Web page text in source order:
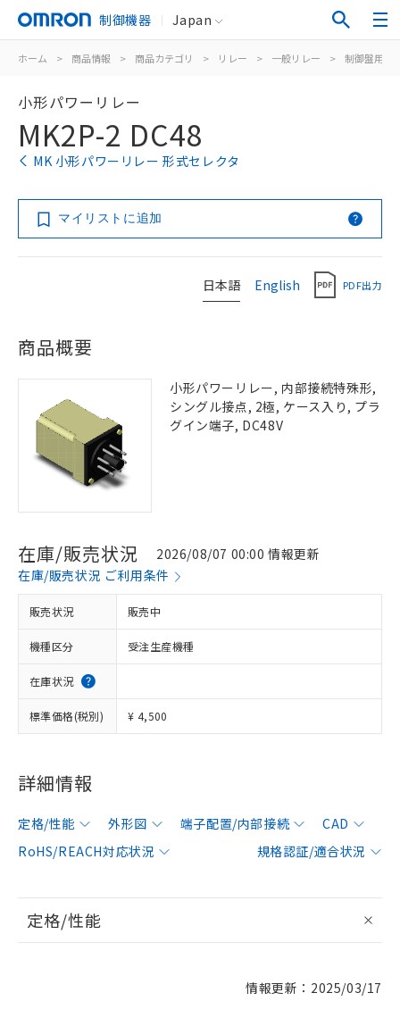
制御機器 Japan
ホーム > 商品情報 > 商品カテゴリ > リレー > 一般リレー > 制御盤用
小形パワーリレー
MK2P-2 DC48
MK 小形パワーリレー 形式セレクタ
マイリストに追加
日本語 English PDF出力
商品概要
小形パワーリレー, 内部接続特殊形,
シングル接点, 2極, ケース入り, プラ
グイン端子, DC48V
在庫/販売状況
2026/08/07 00:00 情報更新
在庫/販売状況 ご利用条件
販売状況 販売中
機種区分 受注生産機種
在庫状況
標準価格(税別) ¥ 4,500
詳細情報
定格/性能 外形図 端子配置/内部接続
CAD
RoHS/REACH対応状況
規格認証/適合状況
定格/性能
情報更新：2025/03/17